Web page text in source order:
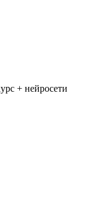
+ нейросети